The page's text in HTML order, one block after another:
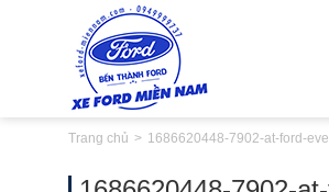
Trang chủ 1686620448-7902-at-ford-